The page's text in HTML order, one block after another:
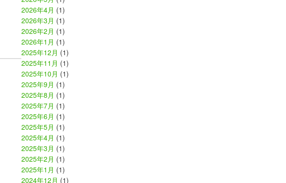
2026年4月 (1)
2026年3月 (1)
2026年2月 (1)
2026年1月 (1)
2025年12月 (1)
2025年11月 (1)
2025年10月 (1)
2025年9月 (1)
2025年8月 (1)
2025年7月 (1)
2025年6月 (1)
2025年5月 (1)
2025年4月 (1)
2025年3月 (1)
2025年2月 (1)
2025年1月 (1)
2024年12月 (1)